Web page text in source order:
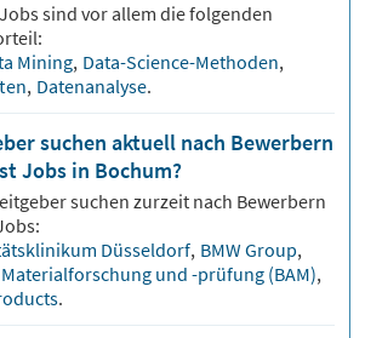
Jobs sind vor allem die folgenden
Mining, Data-Science-Methoden,
, Datenanalyse.
suchen aktuell nach Bewerbern
Jobs in Bochum?
suchen zurzeit nach Bewerbern
Düsseldorf, BMW Group,
und -prüfung (BAM),
.